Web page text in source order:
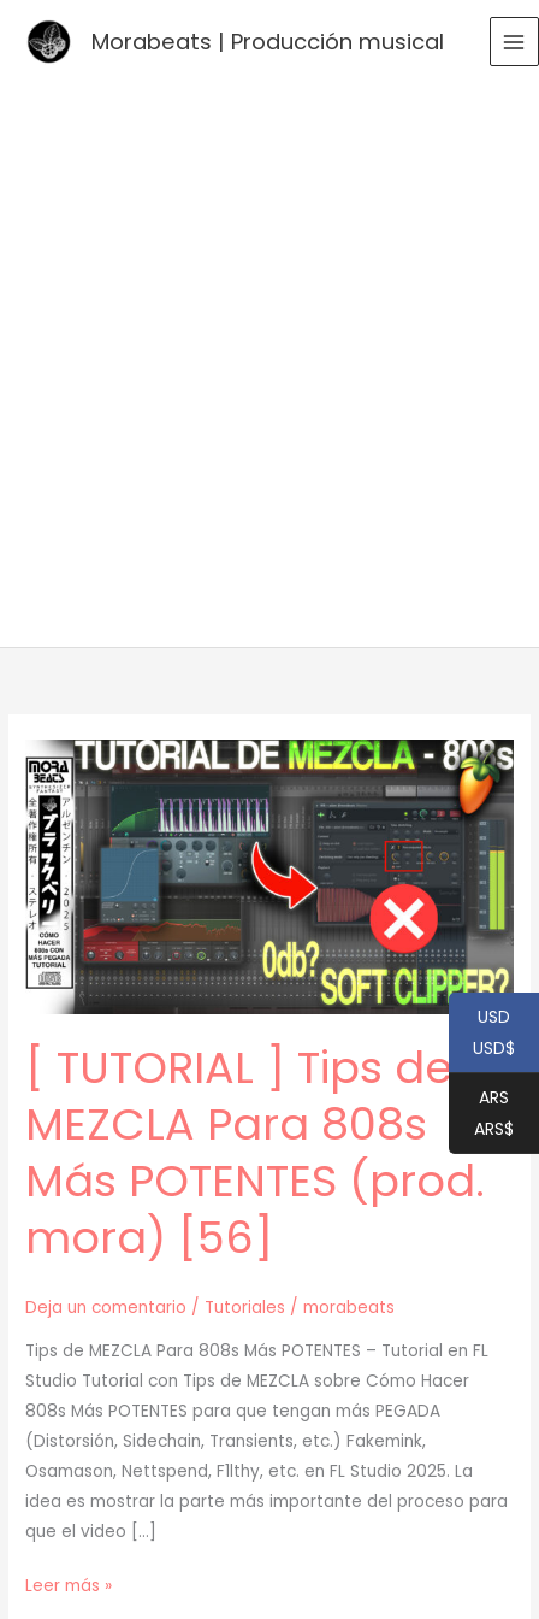
Morabeats | Producción musical
[ TUTORIAL ] Tips de
MEZCLA Para 808s
Más POTENTES (prod.
mora) [56]
Deja un comentario / Tutoriales /morabeats
Tips de MEZCLA Para 808s Más POTENTES – Tutorial en FL
Studio Tutorial con Tips de MEZCLA sobre Cómo Hacer
808s Más POTENTES para que tengan más PEGADA
(Distorsión, Sidechain, Transients, etc.) Fakemink,
Osamason, Nettspend, F1lthy, etc. en FL Studio 2025. La
idea es mostrar la parte más importante del proceso para
que el video […]
[
Leer más »
USD
USD$
ARS
ARS$